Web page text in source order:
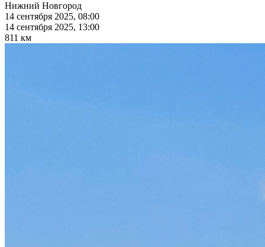
Нижний Новгород
14 сентября 2025, 08:00
14 сентября 2025, 13:00
811 км